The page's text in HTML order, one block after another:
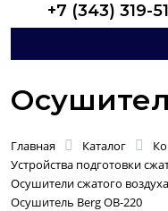
+7 (343) 319-
Главная Каталог
Устройства подготовки
Осушители сжатого
Осушитель Berg OB-220